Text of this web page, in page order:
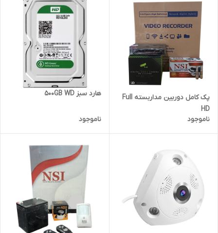
پک کامل دوربین مداربسته Full
HD
ناموجود
هارد سبز 500GB WD
ناموجود